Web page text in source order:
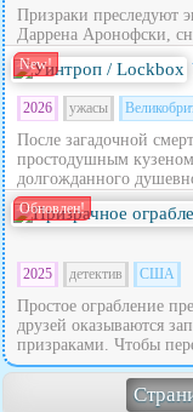
Призраки преследуют
Даррена Аронофски,
New!
2026 ужасы
После загадочной
простодушным
долгожданного
Обновлен!
2025 детектив США
Простое ограбление
друзей оказываются
призраками. Чтобы